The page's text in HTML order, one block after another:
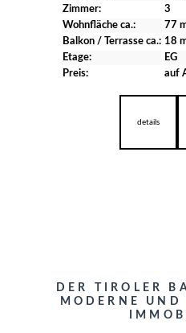
Zimmer:
3
Wohnfläche ca.:
77
Balkon / Terrasse ca.: 18
Etage:
EG
Preis:
auf
details
DER TIROLER
MODERNE UND